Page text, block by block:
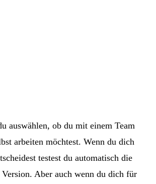
auswählen, ob du mit einem Team
arbeiten möchtest. Wenn du dich
testest du automatisch die
Aber auch wenn du dich für